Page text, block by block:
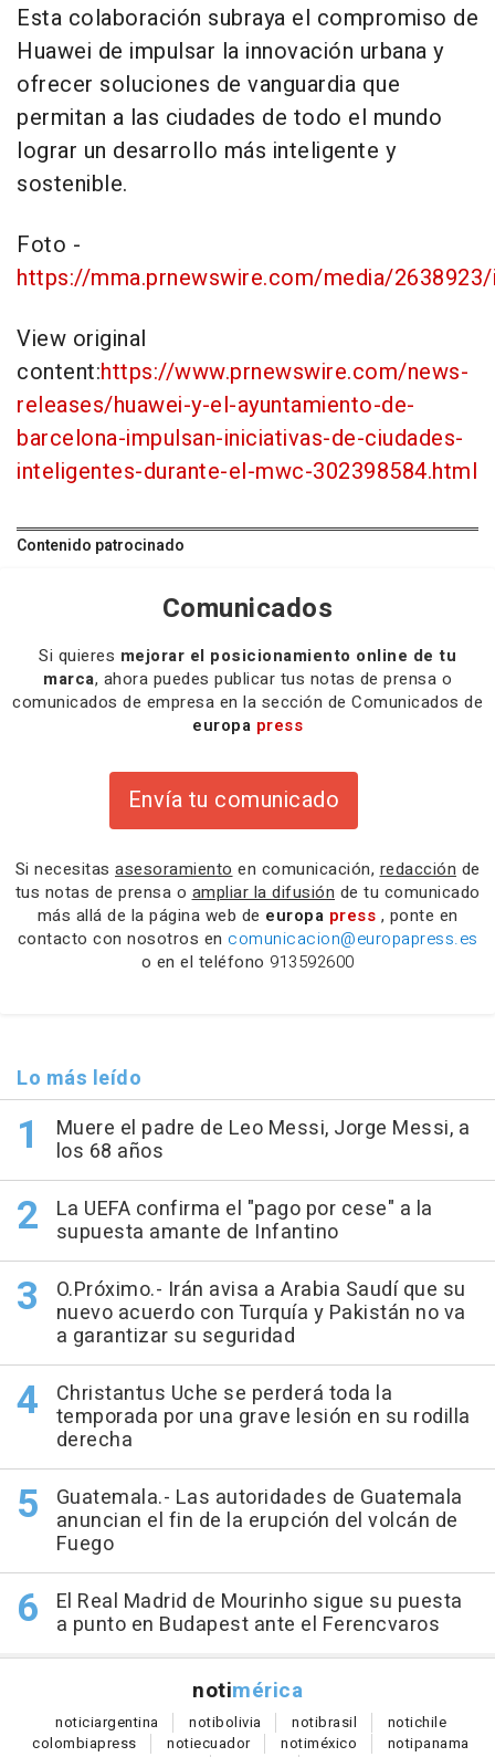
Esta colaboración subraya el compromiso de
Huawei de impulsar la innovación urbana y
ofrecer soluciones de vanguardia que
permitan a las ciudades de todo el mundo
lograr un desarrollo más inteligente y
sostenible.
Foto -
https://mma.prnewswire.com/media/
View original
content:https://www.prnewswire.com/news-
releases/huawei-y-el-ayuntamiento-de-
barcelona-impulsan-iniciativas-de-ciudades-
inteligentes-durante-el-mwc-302398584.html
Contenido patrocinado
Comunicados
Si quieres mejorar el posicionamiento online de tu
marca, ahora puedes publicar tus notas de prensa o
comunicados de empresa en la sección de Comunicados de
europa press
Envía tu comunicado
Si necesitas asesoramiento en comunicación, redacción de
tus notas de prensa o ampliar la difusión de tu comunicado
más allá de la página web de europa press , ponte en
contacto con nosotros en comunicacion@europapress.es
o en el teléfono 913592600
Lo más leído
Muere el padre de Leo Messi, Jorge Messi, a
los 68 años
La UEFA confirma el "pago por cese" a la
supuesta amante de Infantino
O.Próximo.- Irán avisa a Arabia Saudí que su
nuevo acuerdo con Turquía y Pakistán no va
a garantizar su seguridad
Christantus Uche se perderá toda la
temporada por una grave lesión en su rodilla
derecha
Guatemala.- Las autoridades de Guatemala
anuncian el fin de la erupción del volcán de
Fuego
El Real Madrid de Mourinho sigue su puesta
a punto en Budapest ante el Ferencvaros
notimérica
noticiargentina notibolivia notibrasil notichile
colombiapress notiecuador notiméxico notipanama